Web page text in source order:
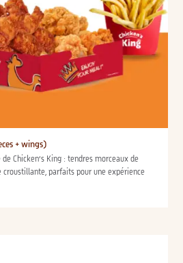
+ wings)
Chicken’s King : tendres morceaux de
croustillante, parfaits pour une expérience